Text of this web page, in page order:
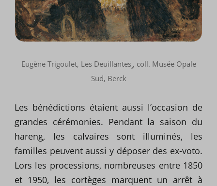
Eugène Trigoulet, Les Deuillantes¸, coll. Musée Opale
Sud, Berck
Les bénédictions étaient aussi l’occasion de
grandes cérémonies. Pendant la saison du
hareng, les calvaires sont illuminés, les
familles peuvent aussi y déposer des ex-voto.
Lors les processions, nombreuses entre 1850
et 1950, les cortèges marquent un arrêt à